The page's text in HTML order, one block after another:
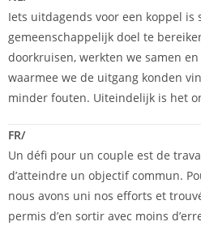
Iets uitdagends voor een koppel is
gemeenschappelijk doel te
doorkruisen, werkten we samen
waarmee we de uitgang konden
minder fouten. Uiteindelijk is het
FR/
Un défi pour un couple est de
d’atteindre un objectif commun.
nous avons uni nos efforts et
permis d’en sortir avec moins